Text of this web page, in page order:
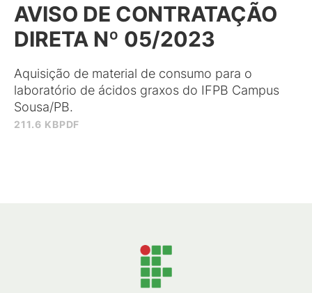
211.6 KBPDF
AVISO DE CONTRATAÇÃO
DIRETA Nº 05/2023
Aquisição de material de consumo para o
laboratório de ácidos graxos do IFPB Campus
Sousa/PB.